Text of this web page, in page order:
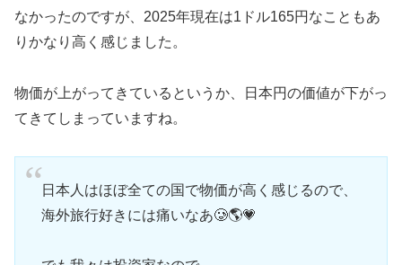
なかったのですが、2025年現在は1ドル165円なこともあ
りかなり高く感じました。
物価が上がってきているというか、日本円の価値が下がっ
てきてしまっていますね。
日本人はほぼ全ての国で物価が高く感じるので、
海外旅行好きには痛いなあ🥲🌎💗